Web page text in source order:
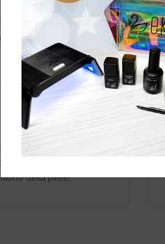
dei nostri
respirare la pelle.
e tossiche,
e le scorie
della pelle.